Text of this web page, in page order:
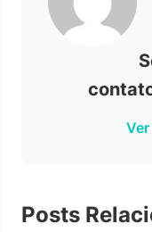
Posts